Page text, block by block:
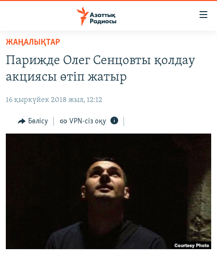
Skip
main
content
to
Navigation
Skip
САЯСАТ
ҚАҢТАР ОҚИҒАСЫ
АДАМ ҚҰҚЫҚТАРЫ
ЖАҢАЛЫҚТАР
Парижде Олег Сенцовты қолдау
акциясы өтіп жатыр
16 қыркүйек 2018 жыл, 12:12
Бөлісу VPN-сіз оқу